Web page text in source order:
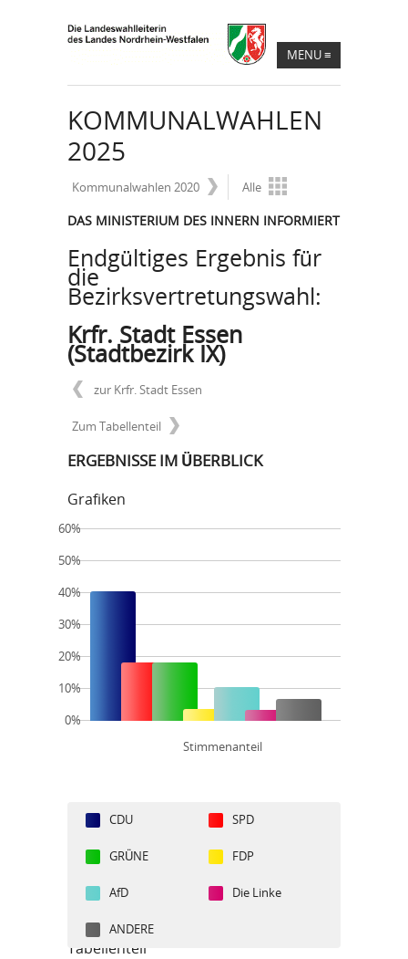
MENU≡
KOMMUNALWAHLEN
2025
Kommunalwahlen 2020 Alle
DAS MINISTERIUM DES INNERN INFORMIERT
Endgültiges Ergebnis für
die
Bezirksvertretungswahl:
Krfr. Stadt Essen
(Stadtbezirk IX)
zur Krfr. Stadt Essen
Zum Tabellenteil
ERGEBNISSE IM ÜBERBLICK
Grafiken
Stimmenanteil
60%
50%
40%
30%
20%
10%
0%
CDU SPD
GRÜNE FDP
AfD Die Linke
ANDERE
Tabellenteil